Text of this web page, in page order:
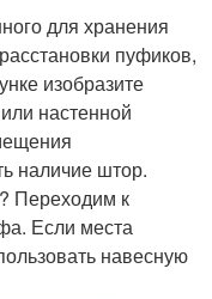
для хранения
пуфиков,
изобразите
настенной
наличие штор.
Переходим к
Если места
навесную